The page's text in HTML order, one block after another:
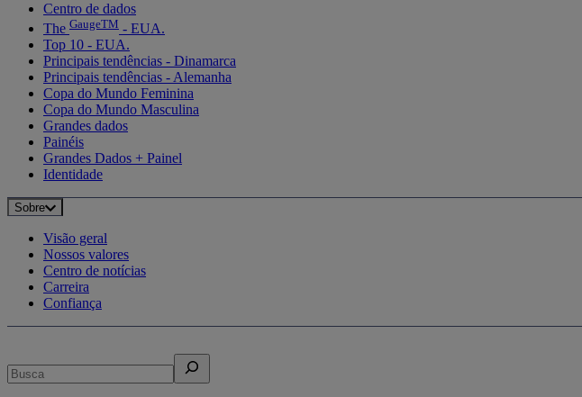
Centro de dados
The GaugeTM - EUA.
Top 10 - EUA.
Principais tendências - Dinamarca
Principais tendências - Alemanha
Copa do Mundo Feminina
Copa do Mundo Masculina
Grandes dados
Painéis
Grandes Dados + Painel
Identidade
Sobre
Visão geral
Nossos valores
Centro de notícias
Carreira
Confiança